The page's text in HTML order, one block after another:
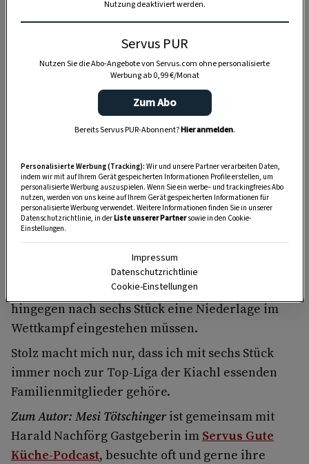
dem klassischen Krapfen näher. Hört man sich
aber in Tiroler Kreisen um, kennt man vielmehr
den Ausdruck Kiachl. Daher haben wir uns nun
in diesem Textbeitrag auch für diese
Bezeichnung entschieden.
BesagteKiachl
werden gerissen und in eine
Bohnensuppe getunkt.
Die Menge an Teig war für sechzehn Stück
kalkuliert. Das ist wichtig, weil unser Plan immer
war, alle aufzuessen. Eines Tages kamen wir der
Sache sehr nahe. Der Bua, so wird mein Cousin
bis heute familiär genannt, hat tatsächlich acht
Stück verdrückt. Des Dianai – das bin ich – hat
hingegen nach sechs Stück eine Niederlage im
Wettkampf eingestehen müssen.
Stolz macht mich nur, dass ich mit sechs Stück
immer noch zur Top-Liga der Kiachl essenden
Familienmitglieder gehöre.
Zum Autor: Mesi Tötschingerist gemeinsam mit
Harald Nachförg Gastgeberin im Servus Gute
Küche-Podcast, besuchte oft und gerne ihre
Nutzung deaktiviert werden.
Servus PUR
Nutzen Sie die Abo-Angebote von Servus.com ohne personalisierte
Werbung ab 0,99 €/Monat
Zum Abo
Bereits Servus PUR-Abonnent?Hier anmelden.
Personalisierte Werbung (Tracking): Wir und unsere Partner verarbeiten Daten,
indem wir mit auf Ihrem Gerät gespeicherten Informationen Profile erstellen, um
personalisierte Werbung auszuspielen. Wenn Sie ein werbe– und trackingfreies Abo
nutzen, werden von uns keine auf Ihrem Gerät gespeicherten Informationen für
personalisierte Werbung verwendet. Weitere Informationen finden Sie in unserer
Datenschutzrichtlinie, in derListe unserer Partnersowie in den Cookie-
Einstellungen.
Impressum
Datenschutzrichtlinie
Cookie-Einstellungen